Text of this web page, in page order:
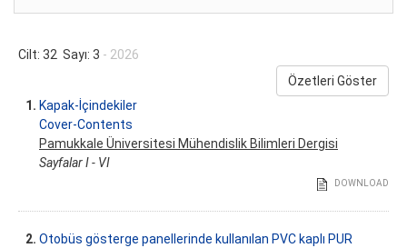
Cilt: 32 Sayı: 3 - 2026
Özetleri Göster
1. Kapak-İçindekiler
Cover-Contents
Pamukkale Üniversitesi Mühendislik Bilimleri Dergisi
Sayfalar I - VI
DOWNLOAD
2. Otobüs gösterge panellerinde kullanılan PVC kaplı PUR